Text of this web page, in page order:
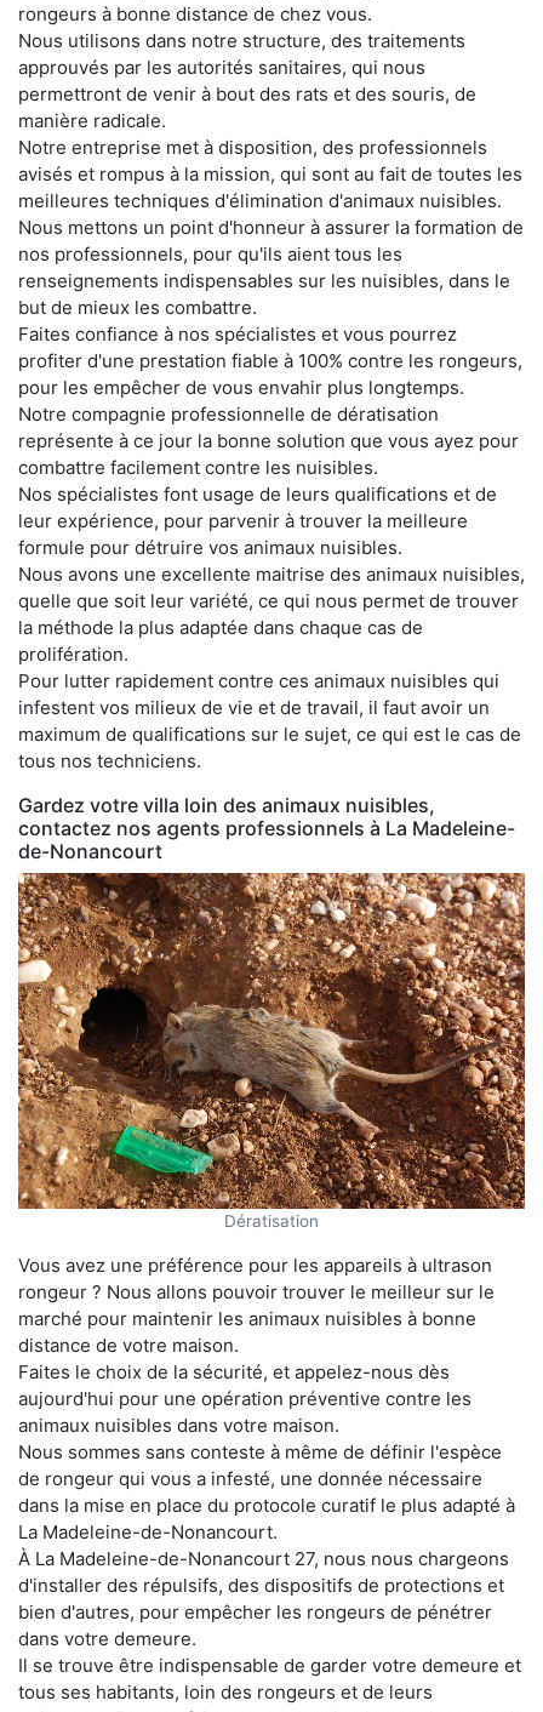
rongeurs à bonne distance de chez vous.
Nous utilisons dans notre structure, des traitements
approuvés par les autorités sanitaires, qui nous
permettront de venir à bout des rats et des souris, de
manière radicale.
Notre entreprise met à disposition, des professionnels
avisés et rompus à la mission, qui sont au fait de toutes les
meilleures techniques d'élimination d'animaux nuisibles.
Nous mettons un point d'honneur à assurer la formation de
nos professionnels, pour qu'ils aient tous les
renseignements indispensables sur les nuisibles, dans le
but de mieux les combattre.
Faites confiance à nos spécialistes et vous pourrez
profiter d'une prestation fiable à 100% contre les rongeurs,
pour les empêcher de vous envahir plus longtemps.
Notre compagnie professionnelle de dératisation
représente à ce jour la bonne solution que vous ayez pour
combattre facilement contre les nuisibles.
Nos spécialistes font usage de leurs qualifications et de
leur expérience, pour parvenir à trouver la meilleure
formule pour détruire vos animaux nuisibles.
Nous avons une excellente maitrise des animaux nuisibles,
quelle que soit leur variété, ce qui nous permet de trouver
la méthode la plus adaptée dans chaque cas de
prolifération.
Pour lutter rapidement contre ces animaux nuisibles qui
infestent vos milieux de vie et de travail, il faut avoir un
maximum de qualifications sur le sujet, ce qui est le cas de
tous nos techniciens.
Gardez votre villa loin des animaux nuisibles,
contactez nos agents professionnels à La Madeleine-
de-Nonancourt
Dératisation
Vous avez une préférence pour les appareils à ultrason
rongeur ? Nous allons pouvoir trouver le meilleur sur le
marché pour maintenir les animaux nuisibles à bonne
distance de votre maison.
Faites le choix de la sécurité, et appelez-nous dès
aujourd'hui pour une opération préventive contre les
animaux nuisibles dans votre maison.
Nous sommes sans conteste à même de définir l'espèce
de rongeur qui vous a infesté, une donnée nécessaire
dans la mise en place du protocole curatif le plus adapté à
La Madeleine-de-Nonancourt.
À La Madeleine-de-Nonancourt 27, nous nous chargeons
d'installer des répulsifs, des dispositifs de protections et
bien d'autres, pour empêcher les rongeurs de pénétrer
dans votre demeure.
Il se trouve être indispensable de garder votre demeure et
tous ses habitants, loin des rongeurs et de leurs